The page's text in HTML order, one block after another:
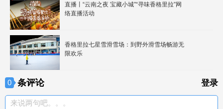
直播丨“云南之夜 宝藏小城”“寻味香格里拉”网
络直播活动
香格里拉七星雪滑雪场：到野外滑雪场畅游无
限欢乐
0 条评论 登录
来说两句吧。。。